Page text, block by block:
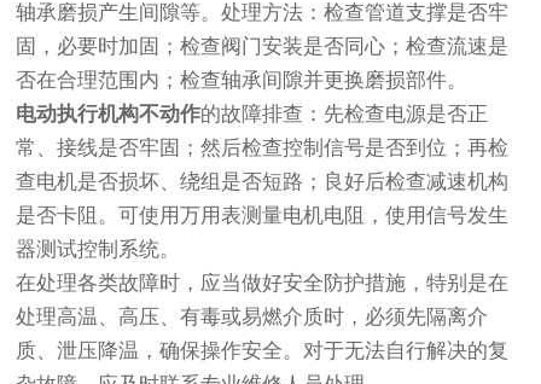
轴承磨损产生间隙等。处理方法：检查管道支撑是否牢
固，必要时加固；检查阀门安装是否同心；检查流速是
否在合理范围内；检查轴承间隙并更换磨损部件。
电动执行机构不动作的故障排查：先检查电源是否正
常、接线是否牢固；然后检查控制信号是否到位；再检
查电机是否损坏、绕组是否短路；良好后检查减速机构
是否卡阻。可使用万用表测量电机电阻，使用信号发生
器测试控制系统。
在处理各类故障时，应当做好安全防护措施，特别是在
处理高温、高压、有毒或易燃介质时，必须先隔离介
质、泄压降温，确保操作安全。对于无法自行解决的复